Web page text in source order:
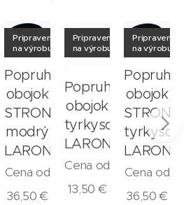
Popruhový
obojok
STRONG
modrý
LARON
Pripravené
na výrobu
Cena od
36,50€
Popruhový
obojok
tyrkysový
LARON
Pripravené
na výrobu
Cena od
13,50 €
obojok
STRONG
LARON
Pripravené
na výrobu
Cena od
36,50€